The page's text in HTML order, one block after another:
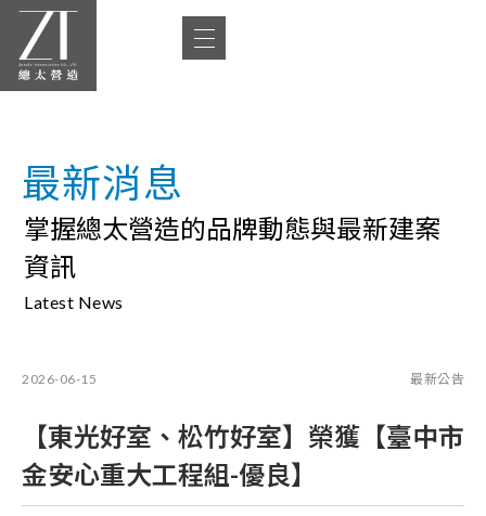
最新消息
掌握總太營造的品牌動態與最新建案
資訊
Latest News
2026-06-15 最新公告
【東光好室、松竹好室】榮獲【臺中市
金安心重大工程組-優良】